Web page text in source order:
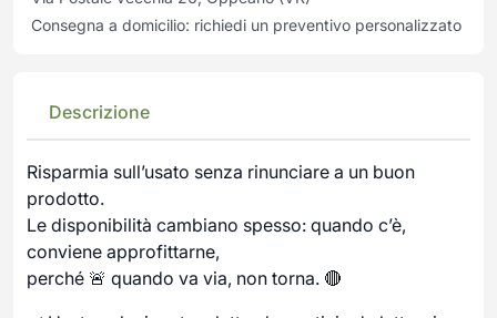
Consegna a domicilio: richiedi un preventivo personalizzato
Descrizione
Risparmia sull’usato senza rinunciare a un buon
prodotto.
Le disponibilità cambiano spesso: quando c’è,
conviene approfittarne,
perché 🚨 quando va via, non torna. 🔴